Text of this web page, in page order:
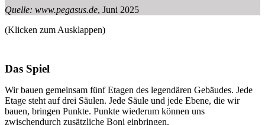
Quelle: www.pegasus.de, Juni 2025
(Klicken zum Ausklappen)
Das Spiel
Wir bauen gemeinsam fünf Etagen des legendären Gebäudes. Jede
Etage steht auf drei Säulen. Jede Säule und jede Ebene, die wir
bauen, bringen Punkte. Punkte wiederum können uns
zwischendurch zusätzliche Boni einbringen.